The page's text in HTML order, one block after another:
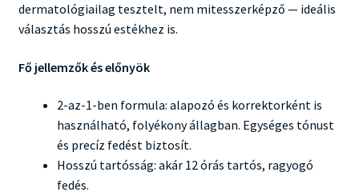
dermatológiailag tesztelt, nem mitesszerképző — ideális
választás hosszú estékhez is.
Fő jellemzők és előnyök
2-az-1-ben formula: alapozó és korrektorként is
használható, folyékony állagban. Egységes tónust
és precíz fedést biztosít.
Hosszú tartósság: akár 12 órás tartós, ragyogó
fedés.